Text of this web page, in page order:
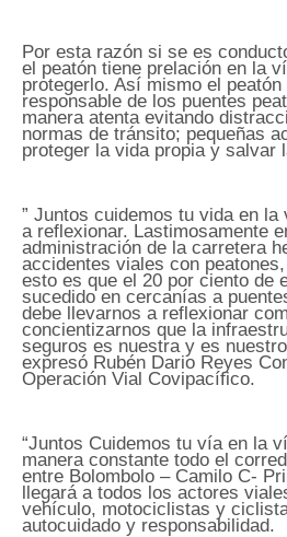
Por esta razón si se es
el peatón tiene prelación en la
protegerlo. Así mismo el
responsable de los puentes
manera atenta evitando
normas de tránsito; pequeñas
proteger la vida propia y salvar
” Juntos cuidemos tu vida en la
a reflexionar. Lastimosamente
administración de la carretera
accidentes viales con
esto es que el 20 por ciento de
sucedido en cercanías a
debe llevarnos a reflexionar
concientizarnos que la
seguros es nuestra y es
expresó Rubén Dario Reyes
Operación Vial Covipacífico.
“Juntos Cuidemos tu vía en la
manera constante todo el
entre Bolombolo – Camilo C-
llegará a todos los actores
vehículo, motociclistas y
autocuidado y responsabilidad.